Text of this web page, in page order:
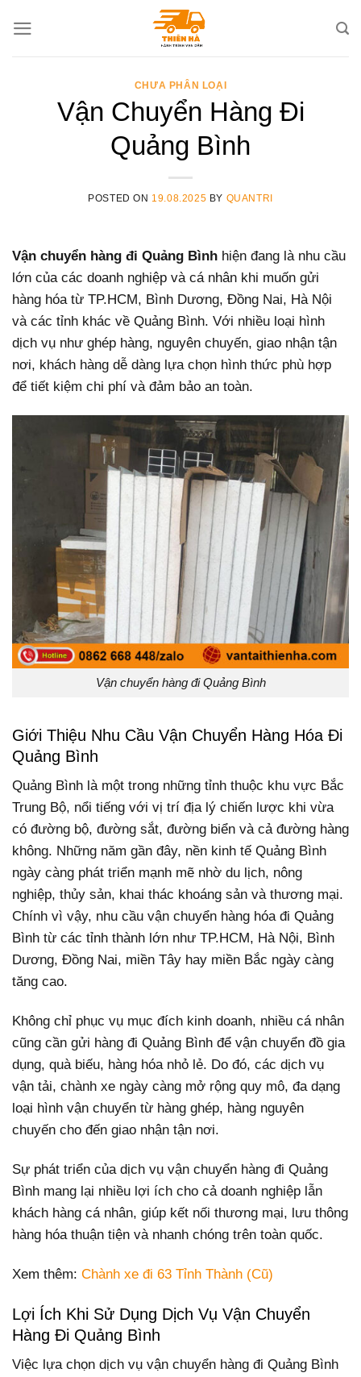
CHƯA PHÂN LOẠI
Vận Chuyển Hàng Đi
Quảng Bình
POSTED ON 19.08.2025 BY QUANTRI
Vận chuyển hàng đi Quảng Bình hiện đang là nhu cầu
lớn của các doanh nghiệp và cá nhân khi muốn gửi
hàng hóa từ TP.HCM, Bình Dương, Đồng Nai, Hà Nội
và các tỉnh khác về Quảng Bình. Với nhiều loại hình
dịch vụ như ghép hàng, nguyên chuyến, giao nhận tận
nơi, khách hàng dễ dàng lựa chọn hình thức phù hợp
để tiết kiệm chi phí và đảm bảo an toàn.
Vận chuyển hàng đi Quảng Bình
Giới Thiệu Nhu Cầu Vận Chuyển Hàng Hóa Đi
Quảng Bình
Quảng Bình là một trong những tỉnh thuộc khu vực Bắc
Trung Bộ, nổi tiếng với vị trí địa lý chiến lược khi vừa
có đường bộ, đường sắt, đường biển và cả đường hàng
không. Những năm gần đây, nền kinh tế Quảng Bình
ngày càng phát triển mạnh mẽ nhờ du lịch, nông
nghiệp, thủy sản, khai thác khoáng sản và thương mại.
Chính vì vậy, nhu cầu vận chuyển hàng hóa đi Quảng
Bình từ các tỉnh thành lớn như TP.HCM, Hà Nội, Bình
Dương, Đồng Nai, miền Tây hay miền Bắc ngày càng
tăng cao.
Không chỉ phục vụ mục đích kinh doanh, nhiều cá nhân
cũng cần gửi hàng đi Quảng Bình để vận chuyển đồ gia
dụng, quà biếu, hàng hóa nhỏ lẻ. Do đó, các dịch vụ
vận tải, chành xe ngày càng mở rộng quy mô, đa dạng
loại hình vận chuyển từ hàng ghép, hàng nguyên
chuyến cho đến giao nhận tận nơi.
Sự phát triển của dịch vụ vận chuyển hàng đi Quảng
Bình mang lại nhiều lợi ích cho cả doanh nghiệp lẫn
khách hàng cá nhân, giúp kết nối thương mại, lưu thông
hàng hóa thuận tiện và nhanh chóng trên toàn quốc.
Xem thêm: Chành xe đi 63 Tỉnh Thành (Cũ)
Lợi Ích Khi Sử Dụng Dịch Vụ Vận Chuyển
Hàng Đi Quảng Bình
Việc lựa chọn dịch vụ vận chuyển hàng đi Quảng Bình